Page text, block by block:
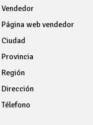
Vendedor
Página web vendedor
Ciudad
Provincia
Región
Dirección
Télefono